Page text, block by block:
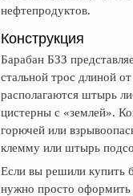
нефтепродуктов.
Конструкция
Барабан БЗЗ
стальной трос длиной
располагаются штырь
цистерны с «землей».
горючей или
клемму или штырь
Если вы решили купить
нужно просто оформить